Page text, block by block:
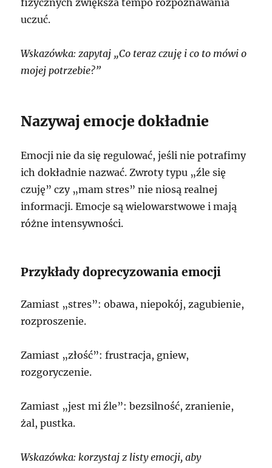
uczuć.
Wskazówka: zapytaj „Co teraz czuję i co to mówi o
mojej potrzebie?”
Nazywaj emocje dokładnie
Emocji nie da się regulować, jeśli nie potrafimy
ich dokładnie nazwać. Zwroty typu „źle się
czuję” czy „mam stres” nie niosą realnej
informacji. Emocje są wielowarstwowe i mają
różne intensywności.
Przykłady doprecyzowania emocji
Zamiast „stres”: obawa, niepokój, zagubienie,
rozproszenie.
Zamiast „złość”: frustracja, gniew,
rozgoryczenie.
Zamiast „jest mi źle”: bezsilność, zranienie,
żal, pustka.
Wskazówka: korzystaj z listy emocji, aby